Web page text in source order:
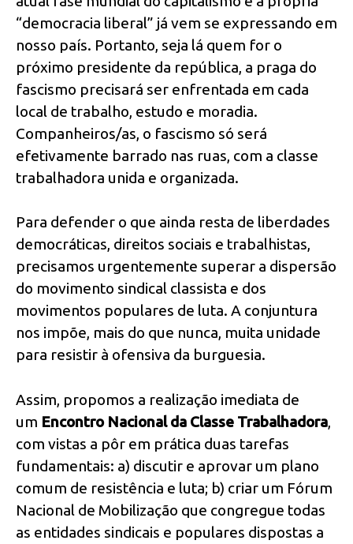
“democracia liberal” já vem se expressando em
nosso país. Portanto, seja lá quem for o
próximo presidente da república, a praga do
fascismo precisará ser enfrentada em cada
local de trabalho, estudo e moradia.
Companheiros/as, o fascismo só será
efetivamente barrado nas ruas, com a classe
trabalhadora unida e organizada.
Para defender o que ainda resta de liberdades
democráticas, direitos sociais e trabalhistas,
precisamos urgentemente superar a dispersão
do movimento sindical classista e dos
movimentos populares de luta. A conjuntura
nos impõe, mais do que nunca, muita unidade
para resistir à ofensiva da burguesia.
Assim, propomos a realização imediata de
um Encontro Nacional da Classe Trabalhadora,
com vistas a pôr em prática duas tarefas
fundamentais: a) discutir e aprovar um plano
comum de resistência e luta; b) criar um Fórum
Nacional de Mobilização que congregue todas
as entidades sindicais e populares dispostas a